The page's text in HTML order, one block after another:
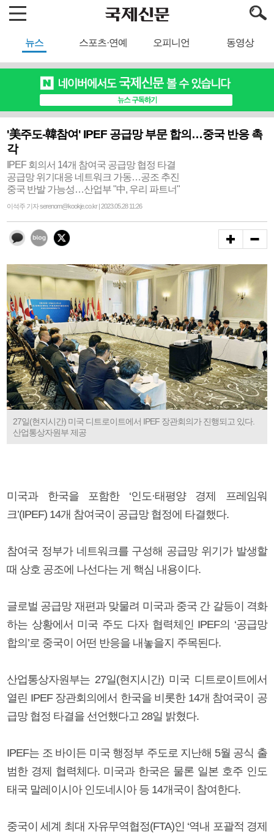
뉴스 스포츠·연예 오피니언 동영상
'美주도-韓참여' IPEF 공급망 부문 합의…중국 반응 촉
각
IPEF 회의서 14개 참여국 공급망 협정 타결
공급망 위기대응 네트워크 가동…공조 추진
중국 반발 가능성…산업부 "中, 우리 파트너"
이석주 기자 serenom@kookje.co.kr | 2023.05.28 11:26
27일(현지시간) 미국 디트로이트에서 IPEF 장관회의가 진행되고 있다.
산업통상자원부 제공
미국과 한국을 포함한 ‘인도·태평양 경제 프레임워
크’(IPEF) 14개 참여국이 공급망 협정에 타결했다.
참여국 정부가 네트워크를 구성해 공급망 위기가 발생할
때 상호 공조에 나선다는 게 핵심 내용이다.
글로벌 공급망 재편과 맞물려 미국과 중국 간 갈등이 격화
하는 상황에서 미국 주도 다자 협력체인 IPEF의 ‘공급망
합의’로 중국이 어떤 반응을 내놓을지 주목된다.
산업통상자원부는 27일(현지시간) 미국 디트로이트에서
열린 IPEF 장관회의에서 한국을 비롯한 14개 참여국이 공
급망 협정 타결을 선언했다고 28일 밝혔다.
IPEF는 조 바이든 미국 행정부 주도로 지난해 5월 공식 출
범한 경제 협력체다. 미국과 한국은 물론 일본 호주 인도
태국 말레이시아 인도네시아 등 14개국이 참여한다.
중국이 세계 최대 자유무역협정(FTA)인 ‘역내 포괄적 경제